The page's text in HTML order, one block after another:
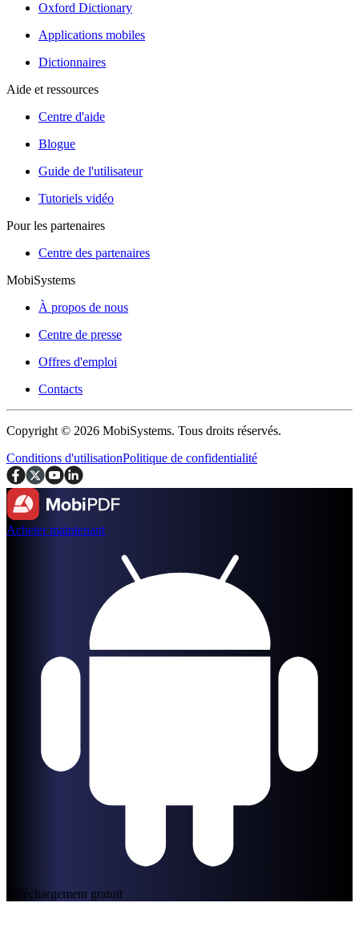
Oxford Dictionary
Applications mobiles
Dictionnaires
Aide et ressources
Centre d'aide
Blogue
Guide de l'utilisateur
Tutoriels vidéo
Pour les partenaires
Centre des partenaires
MobiSystems
À propos de nous
Centre de presse
Offres d'emploi
Contacts
Copyright © 2026 MobiSystems. Tous droits réservés.
Conditions d'utilisationPolitique de confidentialité
Acheter maintenant
Téléchargement gratuit